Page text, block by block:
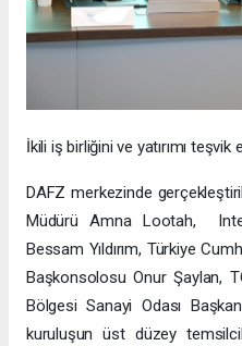
İkili iş birliğini ve yatırımı teşvik
DAFZ merkezinde
Müdürü Amna Lootah,
Bessam Yıldırım, Türkiye
Başkonsolosu Onur Şaylan,
Bölgesi Sanayi Odası
kuruluşun üst düzey